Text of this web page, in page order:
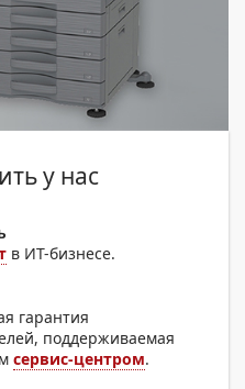
у нас
в ИТ-бизнесе.
гарантия
поддерживаемая
сервис-центром.